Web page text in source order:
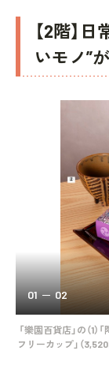
【2階】
いモノ”
「樂園百貨店」の（1）
フリーカップ」（3,520
01 02